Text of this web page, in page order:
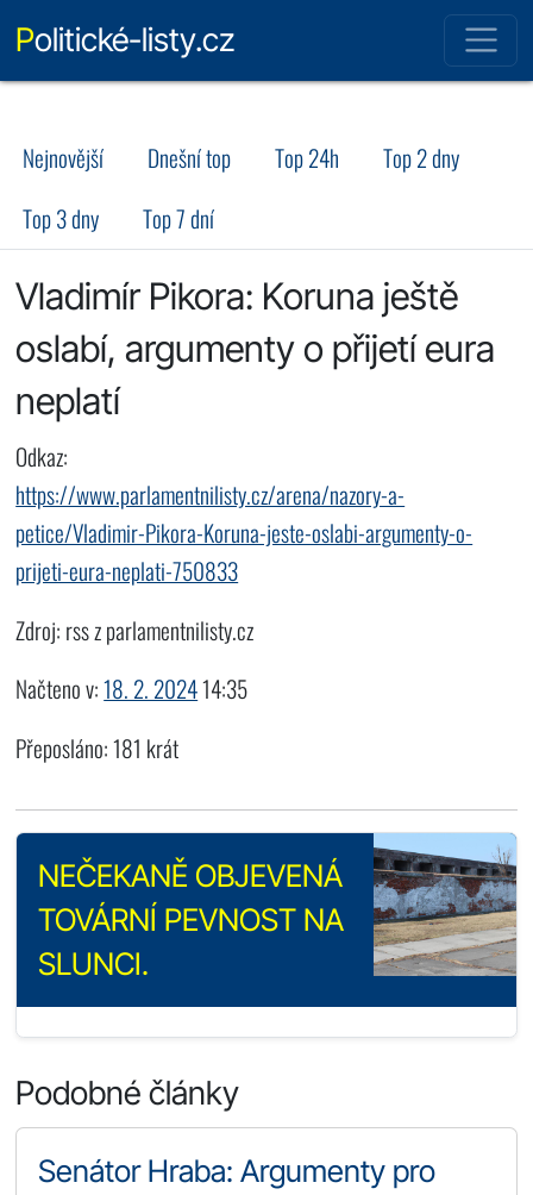
Politické-listy.cz
Nejnovější Dnešní top Top 24h
Top 2 dny
Top 3 dny
Top 7 dní
Vladimír Pikora: Koruna ještě
oslabí, argumenty o přijetí eura
neplatí
Odkaz:
https://www.parlamentnilisty.cz/arena/nazory-a-
petice/Vladimir-Pikora-Koruna-jeste-oslabi-argumenty-o-
prijeti-eura-neplati-750833
Zdroj: rss z parlamentnilisty.cz
Načteno v:18. 2. 202414:35
Přeposláno: 181 krát
NEČEKANĚ OBJEVENÁ
TOVÁRNÍ PEVNOST NA
SLUNCI.
Podobné články
Senátor Hraba: Argumenty pro